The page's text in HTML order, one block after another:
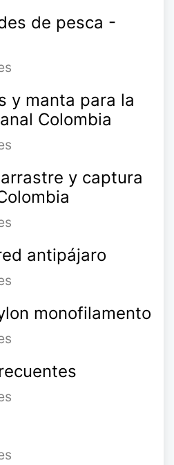
de pesca -
y manta para la
Colombia
y captura
antipájaro
monofilamento